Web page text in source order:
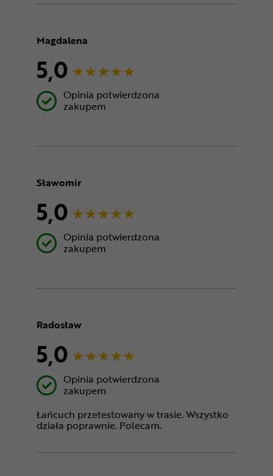
Magdalena
5,0
Opinia potwierdzona
zakupem
Sławomir
5,0
Opinia potwierdzona
zakupem
Radosław
5,0
Opinia potwierdzona
zakupem
Łańcuch przetestowany w trasie. Wszystko
działa poprawnie. Polecam.